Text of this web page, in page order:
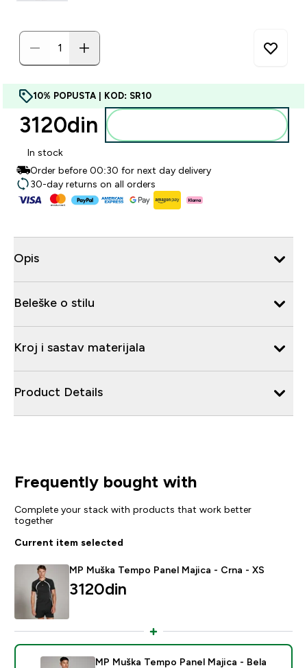
10% POPUSTA | KOD: SR10
3120din‎
In stock
Order before 00:30 for next day delivery
30-day returns on all orders
Opis
Beleške o stilu
Kroj i sastav materijala
Product Details
Frequently bought with
Complete your stack with products that work better
together
Current item selected
MP Muška Tempo Panel Majica - Crna - XS
3120din‎
MP Muška Tempo Panel Majica - Bela